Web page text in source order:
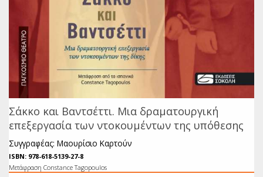
Βιογραφίες
Ψυχολογία
Εκπαίδευση
Λεξικά
Σάκκο και Βαντσέττι. Μια δραματουργική
επεξεργασία των ντοκουμέντων της υπόθεσης
Συγγραφέας: Μαουρίσιο Καρτούν
ISBN: 978-618-5139-27-8
Μετάφραση Constance Tagopoulos